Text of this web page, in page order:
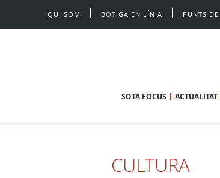
QUI SOM BOTIGA EN LÍNIA PUNTS
SOTA FOCUS ACTUALITAT
CULTURA